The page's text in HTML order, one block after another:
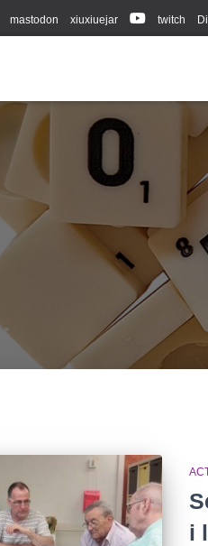
mastodon xiuxiuejar twitch
i